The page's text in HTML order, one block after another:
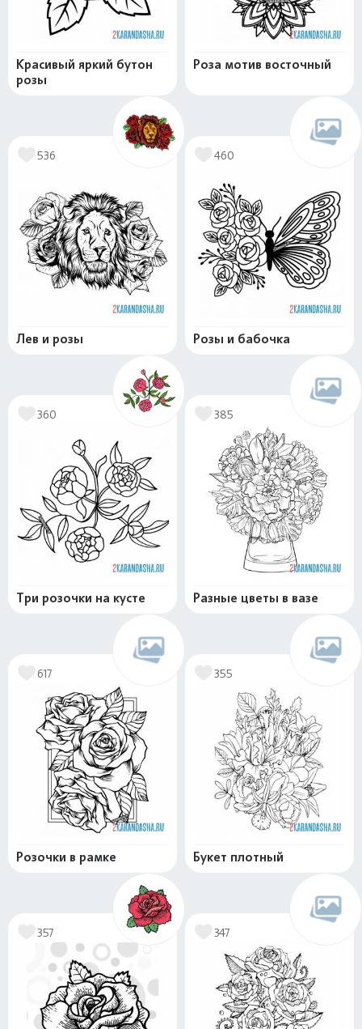
Красивый яркий бутон
розы
Роза мотив восточный
536
Лев и розы
460
Розы и бабочка
360
Три розочки на кусте
385
Разные цветы в вазе
617
Розочки в рамке
355
Букет плотный
357 347